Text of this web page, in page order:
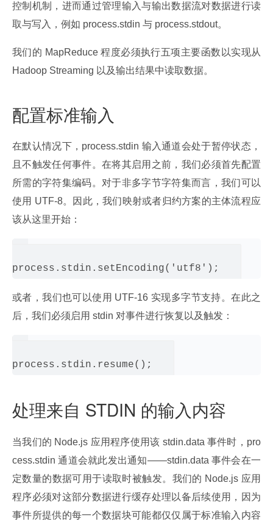
控制机制，进而通过管理输入与输出数据流对数据进行读
取与写入，例如 process.stdin 与 process.stdout。
我们的 MapReduce 程度必须执行五项主要函数以实现从
Hadoop Streaming 以及输出结果中读取数据。
配置标准输入
在默认情况下，process.stdin 输入通道会处于暂停状态，
且不触发任何事件。在将其启用之前，我们必须首先配置
所需的字符集编码。对于非多字节字符集而言，我们可以
使用 UTF-8。因此，我们映射或者归约方案的主体流程应
该从这里开始：
或者，我们也可以使用 UTF-16 实现多字节支持。在此之
后，我们必须启用 stdin 对事件进行恢复以及触发：
处理来自 STDIN 的输入内容
当我们的 Node.js 应用程序使用该 stdin.data 事件时，pro
cess.stdin 通道会就此发出通知——stdin.data 事件会在一
定数量的数据可用于读取时被触发。我们的 Node.js 应用
程序必须对这部分数据进行缓存处理以备后续使用，因为
事件所提供的每一个数据块可能都仅仅属于标准输入内容